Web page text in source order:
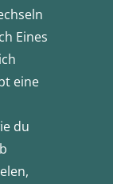
Eines
eine
du